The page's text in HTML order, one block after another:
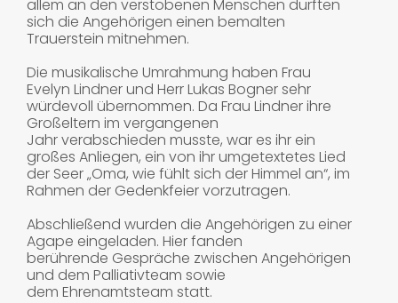
allem an den verstobenen Menschen durften
sich die Angehörigen einen bemalten
Trauerstein mitnehmen.
Die musikalische Umrahmung haben Frau
Evelyn Lindner und Herr Lukas Bogner sehr
würdevoll übernommen. Da Frau Lindner ihre
Großeltern im vergangenen
Jahr verabschieden musste, war es ihr ein
großes Anliegen, ein von ihr umgetextetes Lied
der Seer „Oma, wie fühlt sich der Himmel an“, im
Rahmen der Gedenkfeier vorzutragen.
Abschließend wurden die Angehörigen zu einer
Agape eingeladen. Hier fanden
berührende Gespräche zwischen Angehörigen
und dem Palliativteam sowie
dem Ehrenamtsteam statt.